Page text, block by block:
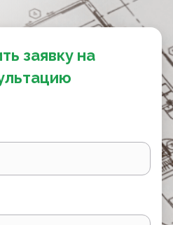
заявку на